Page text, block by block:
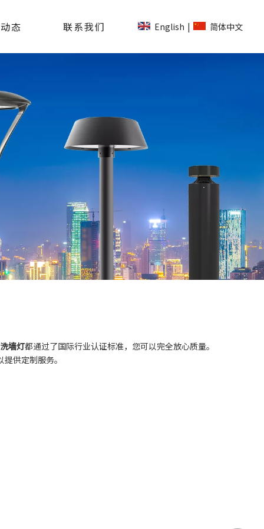
态 联系我们 English | 简体中文
墙灯都通过了国际行业认证标准，您可以完全放心质量。
供定制服务。